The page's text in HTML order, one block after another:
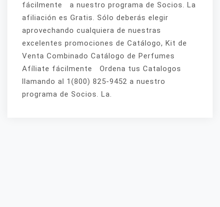
fácilmente a nuestro programa de Socios. La
afiliación es Gratis. Sólo deberás elegir
aprovechando cualquiera de nuestras
excelentes promociones de Catálogo, Kit de
Venta Combinado Catálogo de Perfumes
Afíliate fácilmente Ordena tus Catalogos
llamando al 1(800) 825-9452 a nuestro
programa de Socios. La.